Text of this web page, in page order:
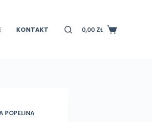
KONTAKT Koszyk
0,00 ZŁ
POPELINA